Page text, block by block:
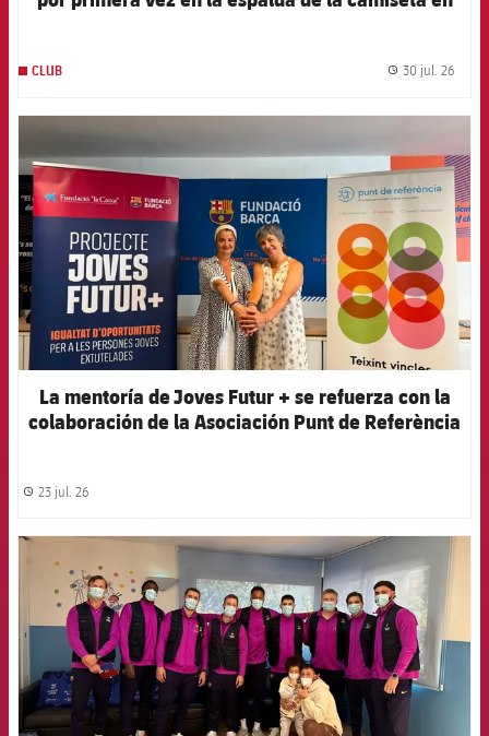
CLUB 30 jul. 26
La mentoría de Joves Futur + se refuerza con la
colaboración de la Asociación Punt de Referència
label.share.clock
23 jul. 26
FCB Barcelona badge